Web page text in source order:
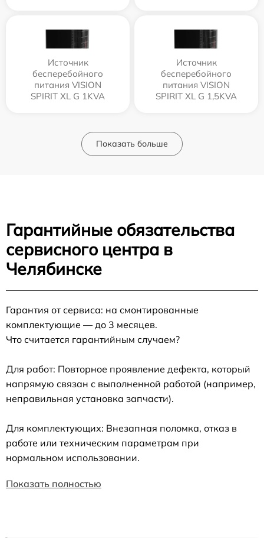
Источник
бесперебойного
питания VISION
SPIRIT XL G 1KVA
Источник
бесперебойного
питания VISION
SPIRIT XL G 1,5KVA
Показать больше
Гарантийные обязательства
сервисного центра в
Челябинске
Гарантия от сервиса: на смонтированные
комплектующие — до 3 месяцев.
Что считается гарантийным случаем?
Для работ: Повторное проявление дефекта, который
напрямую связан с выполненной работой (например,
неправильная установка запчасти).
Для комплектующих: Внезапная поломка, отказ в
работе или техническим параметрам при
нормальном использовании.
Показать полностью